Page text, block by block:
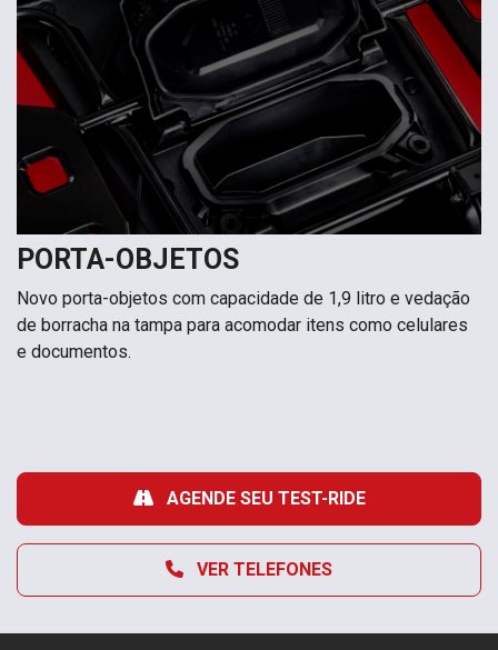
PORTA-OBJETOS
Novo porta-objetos com capacidade de 1,9 litro e vedação
de borracha na tampa para acomodar itens como celulares
e documentos.
VER TELEFONES
AGENDE SEU TEST-RIDE